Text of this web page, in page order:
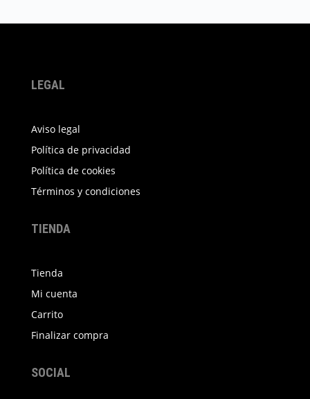
LEGAL
Aviso legal
Política de privacidad
Política de cookies
Términos y condiciones
TIENDA
Tienda
Mi cuenta
Carrito
Finalizar compra
SOCIAL